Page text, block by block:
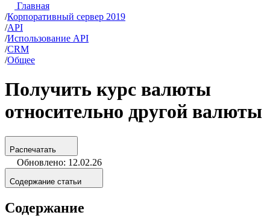
Главная
/Корпоративный сервер 2019
/API
/Использование API
/CRM
/Общее
Получить курс валюты
относительно другой валюты
Распечатать
Обновлено: 12.02.26
Содержание статьи
Содержание